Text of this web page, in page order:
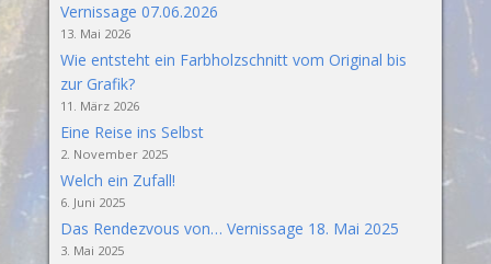
Vernissage 07.06.2026
13. Mai 2026
Wie entsteht ein Farbholzschnitt vom Original bis
zur Grafik?
11. März 2026
Eine Reise ins Selbst
2. November 2025
Welch ein Zufall!
6. Juni 2025
Das Rendezvous von… Vernissage 18. Mai 2025
3. Mai 2025